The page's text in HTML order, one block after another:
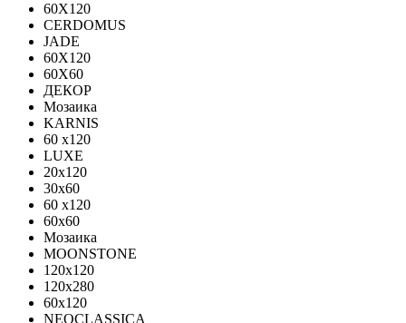
60X120
CERDOMUS
JADE
60X120
60X60
ДЕКОР
Мозаика
KARNIS
60 x120
LUXE
20x120
30х60
60 x120
60x60
Мозаика
MOONSTONE
120x120
120х280
60x120
NEOCLASSICA